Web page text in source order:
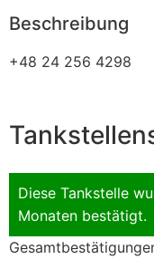
Beschreibung
+48 24 256 4298
Diese Tankstelle
Monaten bestätigt.